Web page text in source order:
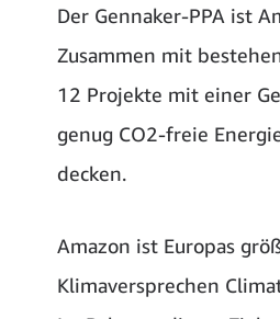
Der Gennaker-PPA ist
Zusammen mit
12 Projekte mit einer
genug CO2-freie
decken.
Amazon ist Europas
Klimaversprechen